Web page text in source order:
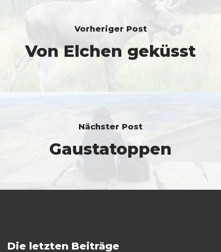
Vorheriger Post
Von Elchen geküsst
Nächster Post
Gaustatoppen
Die letzten Beiträge